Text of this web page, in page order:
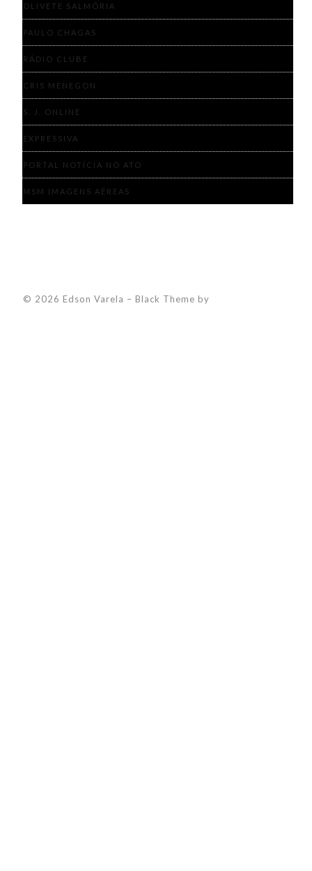
OLIVETE SALMÓRIA
PAULO CHAGAS
RÁDIO CLUBE
CRIS MENEGON
S. J. ONLINE
EXPRESSIVA
PORTAL NOTÍCIA NO ATO
MSM IMAGENS AÉREAS
© 2026 Edson Varela – Black Theme by